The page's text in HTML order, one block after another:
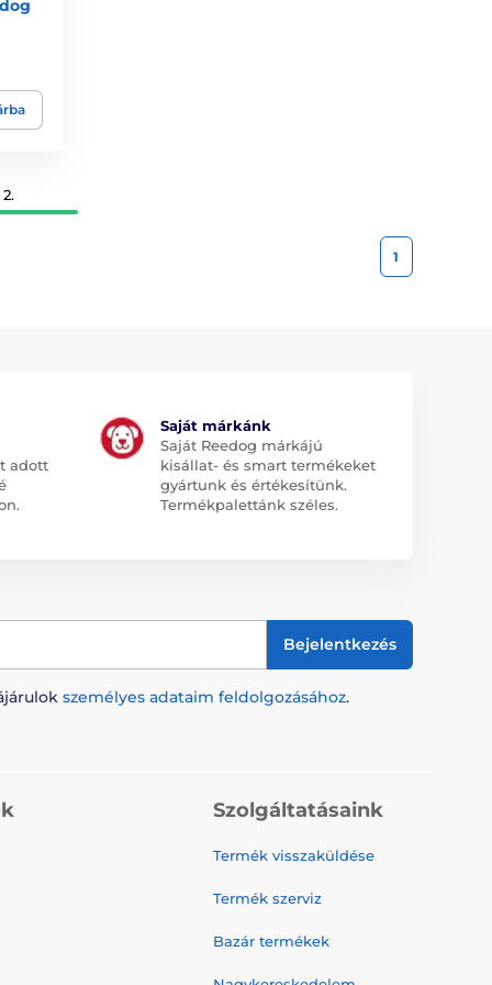
1
adott
Saját márkánk
Saját Reedog márkájú
kisállat- és smart termékeket
gyártunk és értékesítünk.
Termékpalettánk széles.
Bejelentkezés
személyes adataim feldolgozásához.
Szolgáltatásaink
Termék visszaküldése
Termék szerviz
Bazár termékek